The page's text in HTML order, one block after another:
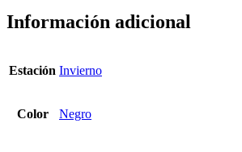
Información adicional
Estación Invierno
Color Negro